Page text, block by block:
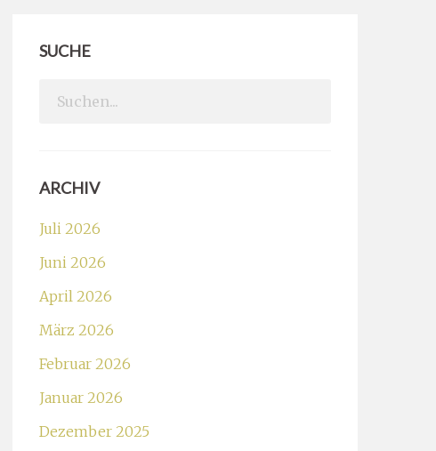
SUCHE
Search
ARCHIV
Juli 2026
Juni 2026
April 2026
März 2026
Februar 2026
Januar 2026
Dezember 2025